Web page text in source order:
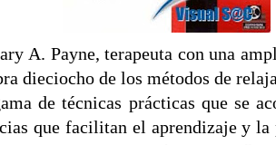
A. Payne, terapeuta con una
dieciocho de los métodos de
de técnicas prácticas que se
que facilitan el aprendizaje y la